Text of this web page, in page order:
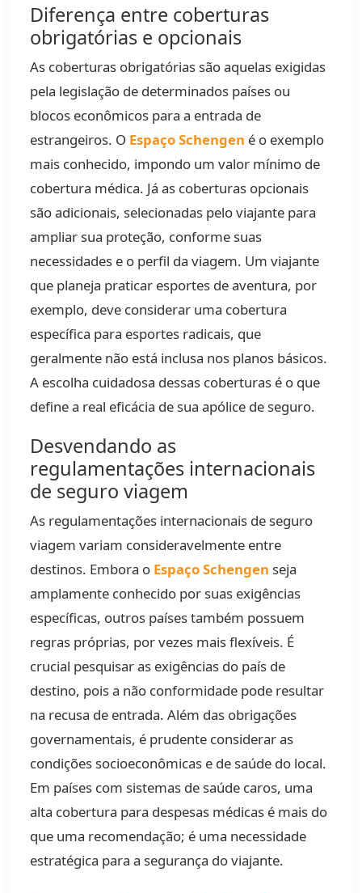
Diferença entre coberturas
obrigatórias e opcionais
As coberturas obrigatórias são aquelas exigidas
pela legislação de determinados países ou
blocos econômicos para a entrada de
estrangeiros. O Espaço Schengen é o exemplo
mais conhecido, impondo um valor mínimo de
cobertura médica. Já as coberturas opcionais
são adicionais, selecionadas pelo viajante para
ampliar sua proteção, conforme suas
necessidades e o perfil da viagem. Um viajante
que planeja praticar esportes de aventura, por
exemplo, deve considerar uma cobertura
específica para esportes radicais, que
geralmente não está inclusa nos planos básicos.
A escolha cuidadosa dessas coberturas é o que
define a real eficácia de sua apólice de seguro.
Desvendando as
regulamentações internacionais
de seguro viagem
As regulamentações internacionais de seguro
viagem variam consideravelmente entre
destinos. Embora o Espaço Schengen seja
amplamente conhecido por suas exigências
específicas, outros países também possuem
regras próprias, por vezes mais flexíveis. É
crucial pesquisar as exigências do país de
destino, pois a não conformidade pode resultar
na recusa de entrada. Além das obrigações
governamentais, é prudente considerar as
condições socioeconômicas e de saúde do local.
Em países com sistemas de saúde caros, uma
alta cobertura para despesas médicas é mais do
que uma recomendação; é uma necessidade
estratégica para a segurança do viajante.